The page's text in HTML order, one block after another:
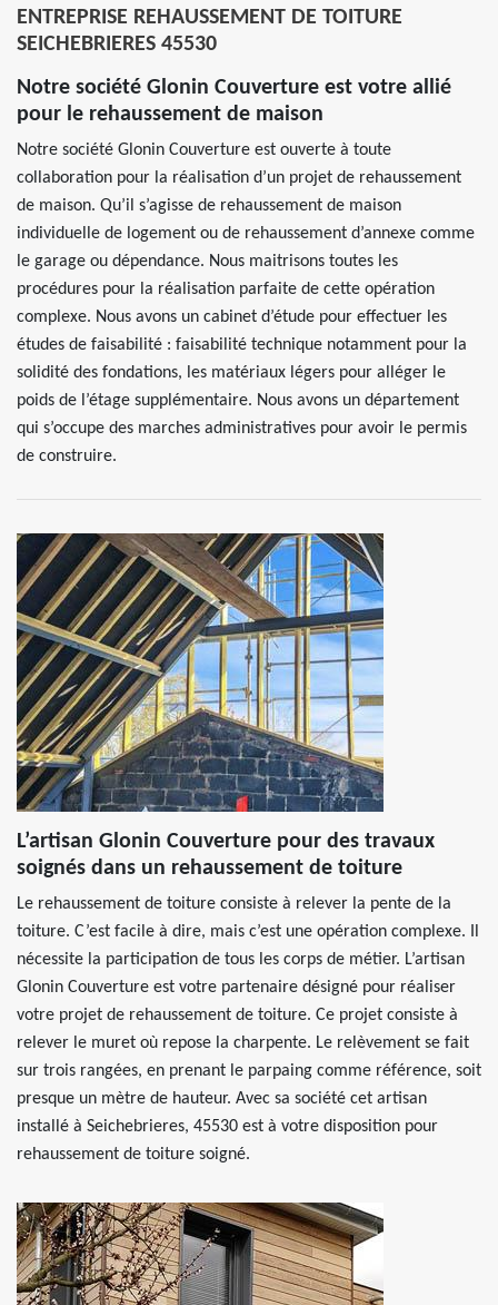
ENTREPRISE REHAUSSEMENT DE TOITURE
SEICHEBRIERES 45530
Notre société Glonin Couverture est votre allié
pour le rehaussement de maison
Notre société Glonin Couverture est ouverte à toute
collaboration pour la réalisation d’un projet de rehaussement
de maison. Qu’il s’agisse de rehaussement de maison
individuelle de logement ou de rehaussement d’annexe comme
le garage ou dépendance. Nous maitrisons toutes les
procédures pour la réalisation parfaite de cette opération
complexe. Nous avons un cabinet d’étude pour effectuer les
études de faisabilité : faisabilité technique notamment pour la
solidité des fondations, les matériaux légers pour alléger le
poids de l’étage supplémentaire. Nous avons un département
qui s’occupe des marches administratives pour avoir le permis
de construire.
L’artisan Glonin Couverture pour des travaux
soignés dans un rehaussement de toiture
Le rehaussement de toiture consiste à relever la pente de la
toiture. C’est facile à dire, mais c’est une opération complexe. Il
nécessite la participation de tous les corps de métier. L’artisan
Glonin Couverture est votre partenaire désigné pour réaliser
votre projet de rehaussement de toiture. Ce projet consiste à
relever le muret où repose la charpente. Le relèvement se fait
sur trois rangées, en prenant le parpaing comme référence, soit
presque un mètre de hauteur. Avec sa société cet artisan
installé à Seichebrieres, 45530 est à votre disposition pour
rehaussement de toiture soigné.